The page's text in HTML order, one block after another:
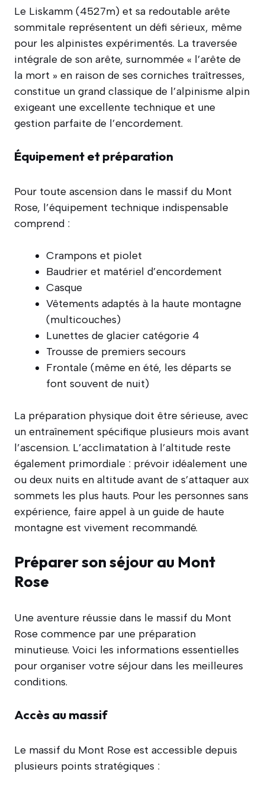
Le Liskamm (4527m) et sa redoutable arête
sommitale représentent un défi sérieux, même
pour les alpinistes expérimentés. La traversée
intégrale de son arête, surnommée « l’arête de
la mort » en raison de ses corniches traîtresses,
constitue un grand classique de l’alpinisme alpin
exigeant une excellente technique et une
gestion parfaite de l’encordement.
Équipement et préparation
Pour toute ascension dans le massif du Mont
Rose, l’équipement technique indispensable
comprend :
Crampons et piolet
Baudrier et matériel d’encordement
Casque
Vêtements adaptés à la haute montagne
(multicouches)
Lunettes de glacier catégorie 4
Trousse de premiers secours
Frontale (même en été, les départs se
font souvent de nuit)
La préparation physique doit être sérieuse, avec
un entraînement spécifique plusieurs mois avant
l’ascension. L’acclimatation à l’altitude reste
également primordiale : prévoir idéalement une
ou deux nuits en altitude avant de s’attaquer aux
sommets les plus hauts. Pour les personnes sans
expérience, faire appel à un guide de haute
montagne est vivement recommandé.
Préparer son séjour au Mont
Rose
Une aventure réussie dans le massif du Mont
Rose commence par une préparation
minutieuse. Voici les informations essentielles
pour organiser votre séjour dans les meilleures
conditions.
Accès au massif
Le massif du Mont Rose est accessible depuis
plusieurs points stratégiques :